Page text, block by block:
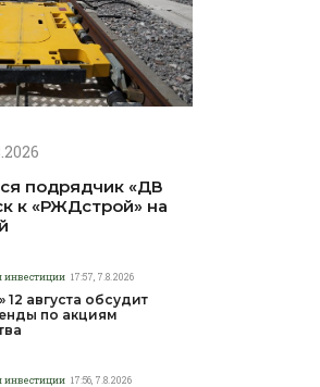
подрядчик «ДВ
к «РЖДстрой» на
инвестиции 17:57, 7.8.2026
августа обсудит
по акциям
инвестиции 17:56, 7.8.2026